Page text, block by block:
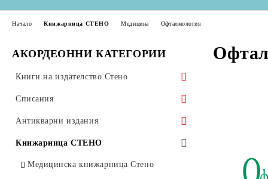
АКОРДЕОННИ КАТЕГОРИИ
Книги на издателство Стено
Морски
Технически
Медицински
Психология
Списания
Здравна икономика
Оториноларингология
Офталмология
Антикварни издания
Научна литература
Изкуство и история
Книжарница СТЕНО
Медицинска книжарница Стено
Начало Книжарница СТЕНО Медицина Офталмология